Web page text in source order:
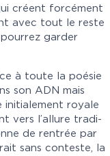
créent forcément
avec tout le reste
garder
à toute la poésie
son ADN mais
initialement royale
vers l’allure tradi-
de rentrée par
sans conteste, la